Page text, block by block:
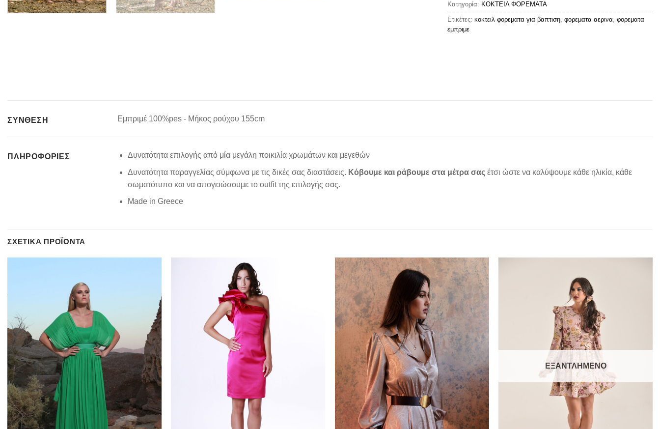
Κατηγορία: ΚΟΚΤΕΙΛ ΦΟΡΕΜΑΤΑ
Ετικέτες: κοκτειλ φορεματα για βαπτιση, φορεματα αερινα, φορεματα
εμπριμε
ΣΥΝΘΕΣΗ Εμπριμέ 100%pes - Μήκος ρούχου 155cm
ΠΛΗΡΟΦΟΡΊΕΣ Δυνατότητα επιλογής από μία μεγάλη ποικιλία χρωμάτων και μεγεθών
Δυνατότητα παραγγελίας σύμφωνα με τις δικές σας διαστάσεις. Κόβουμε και ράβουμε στα μέτρα σας έτσι ώστε να καλύψουμε κάθε ηλικία, κάθε
σωματότυπο και να απογειώσουμε το outfit της επιλογής σας.
Made in Greece
ΣΧΕΤΙΚΆ ΠΡΟΪΌΝΤΑ
Add to
wishlist
ΕΞΑΝΤΛΗΜΈΝΟ